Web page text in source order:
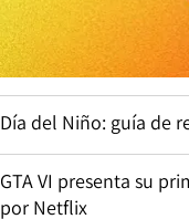
Día del Niño: guía de
GTA VI presenta su
por Netflix